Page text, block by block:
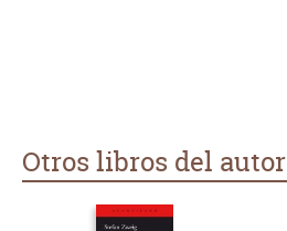
Otros libros del autor